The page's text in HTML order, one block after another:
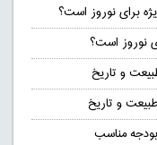
برای نوروز است؟
نوروز است؟
و تاریخ
و تاریخ
مناسب